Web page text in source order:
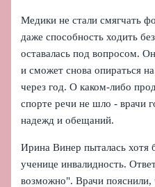
Медики не стали смягчать
даже способность ходить
оставалась под вопросом.
и сможет снова опираться
через год. О каком-либо
спорте речи не шло - врачи
надежд и обещаний.
Ирина Винер пыталась хотя
ученице инвалидность.
возможно". Врачи пояснили,